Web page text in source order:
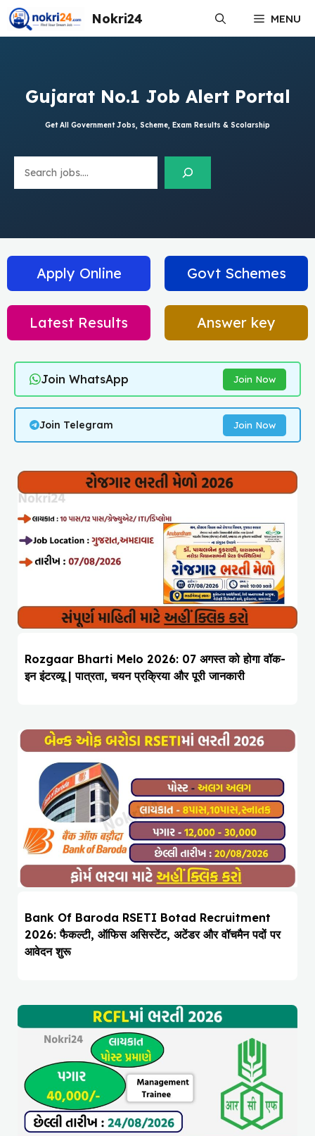
Skip
to
content
Nokri24 MENU
Gujarat No.1 Job Alert Portal
Get All Government Jobs, Scheme, Exam Results & Scolarship
Apply Online Govt Schemes
Latest Results Answer key
Join WhatsApp Join Now
Join Telegram Join Now
Rozgaar Bharti Melo 2026: 07 अगस्त को होगा वॉक-
इन इंटरव्यू | पात्रता, चयन प्रक्रिया और पूरी जानकारी
Bank Of Baroda RSETI Botad Recruitment
2026: फैकल्टी, ऑफिस असिस्टेंट, अटेंडर और वॉचमैन पदों पर
आवेदन शुरू